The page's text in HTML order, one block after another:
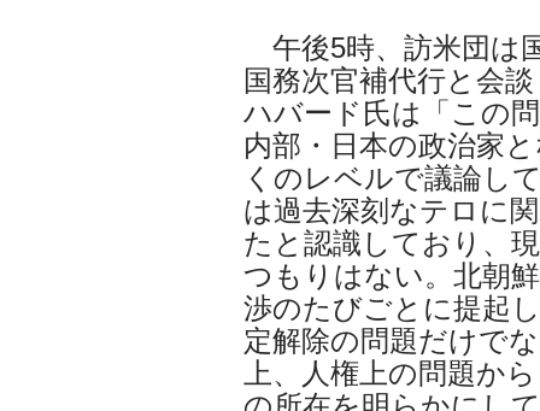
午後5時、訪米団は
国務次官補代行と会
ハバード氏は「この
内部・日本の政治家
くのレベルで議論し
は過去深刻なテロに
たと認識しており、
つもりはない。北朝
渉のたびごとに提起
定解除の問題だけで
上、人権上の問題か